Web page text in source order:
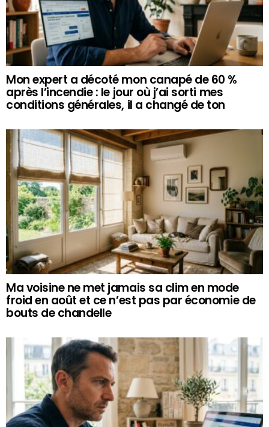
Mon expert a décoté mon canapé de 60 %
après l’incendie : le jour où j’ai sorti mes
conditions générales, il a changé de ton
Ma voisine ne met jamais sa clim en mode
froid en août et ce n’est pas par économie de
bouts de chandelle